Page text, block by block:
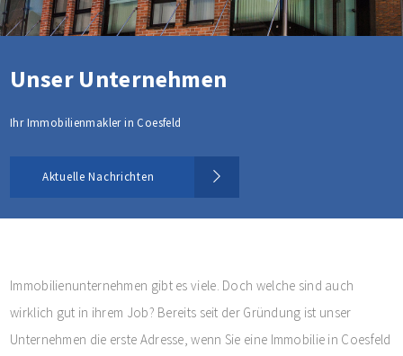
Unser Unternehmen
Ihr Immobilienmakler in Coesfeld
Aktuelle Nachrichten
Immobilienunternehmen gibt es viele. Doch welche sind auch
wirklich gut in ihrem Job? Bereits seit der Gründung ist unser
Unternehmen die erste Adresse, wenn Sie eine Immobilie in Coesfeld